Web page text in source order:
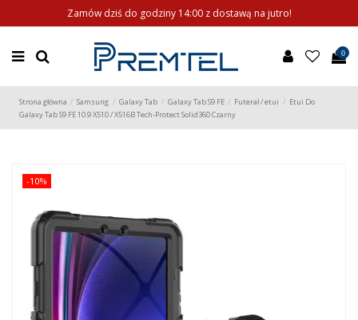
Zamów dziś do godziny 14:00 z dostawą na jutro!
0
Strona główna Samsung Galaxy Tab Galaxy Tab S9 FE Futerał / etui
Etui Do
Galaxy Tab S9 FE 10.9 X510 / X516B Tech-Protect Solid360 Czarny
-10%